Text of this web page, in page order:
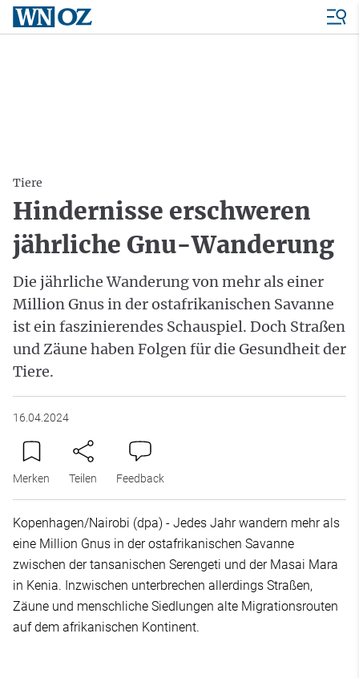
Tiere
Hindernisse erschweren
jährliche Gnu-Wanderung
Die jährliche Wanderung von mehr als einer
Million Gnus in der ostafrikanischen Savanne
ist ein faszinierendes Schauspiel. Doch Straßen
und Zäune haben Folgen für die Gesundheit der
Tiere.
16.04.2024
Merken Teilen Feedback
Kopenhagen/Nairobi (dpa) - Jedes Jahr wandern mehr als
eine Million Gnus in der ostafrikanischen Savanne
zwischen der tansanischen Serengeti und der Masai Mara
in Kenia. Inzwischen unterbrechen allerdings Straßen,
Zäune und menschliche Siedlungen alte Migrationsrouten
auf dem afrikanischen Kontinent.